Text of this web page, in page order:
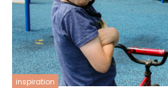
inspiration